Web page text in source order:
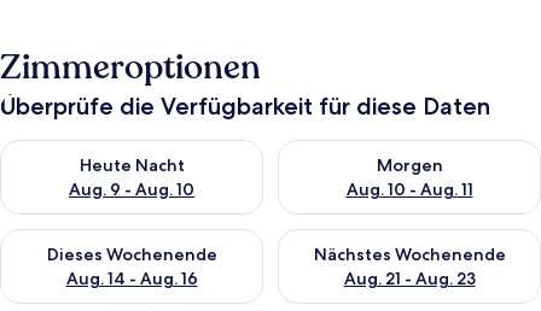
Zimmeroptionen
Überprüfe die Verfügbarkeit für diese Daten
Heute Nacht
Aug. 9 - Aug. 10
Überprüfe die Verfügbarkeit für heute Nacht, Aug. 9 - Aug.
Morgen
Aug. 10 - Aug. 11
Überprüfe die Verfügbarkeit
Dieses Wochenende
Aug. 14 - Aug. 16
Überprüfe die Verfügbarkeit für dieses Wochenende, Aug. 14
Nächstes Wochenende
Aug. 21 - Aug. 23
Überprüfe die Verfügbarkeit